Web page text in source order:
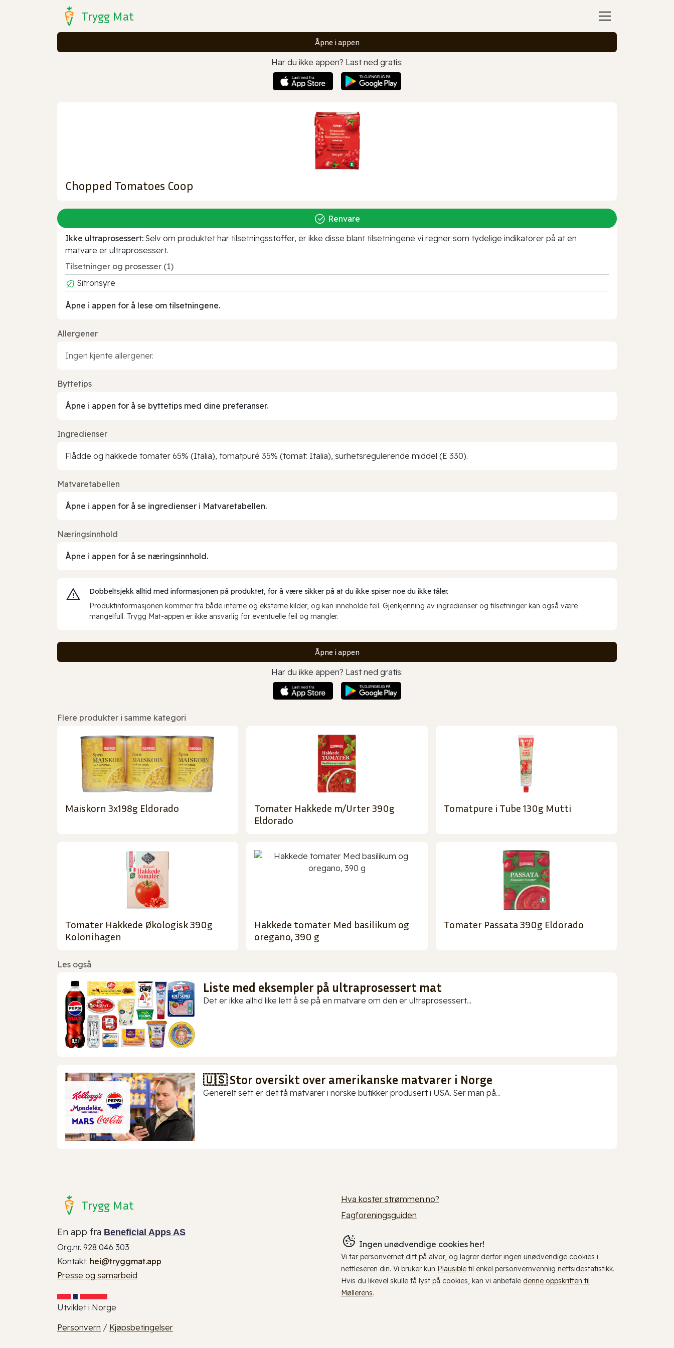
Trygg Mat
Åpne i appen
Har du ikke appen? Last ned gratis:
Chopped Tomatoes Coop
Renvare
Ikke ultraprosessert: Selv om produktet har tilsetningsstoffer, er ikke disse blant tilsetningene vi regner som tydelige indikatorer på at en
matvare er ultraprosessert.
Tilsetninger og prosesser (1)
Sitronsyre
Åpne i appen for å lese om tilsetningene.
Allergener
Ingen kjente allergener.
Byttetips
Åpne i appen for å se byttetips med dine preferanser.
Ingredienser
Flådde og hakkede tomater 65% (Italia), tomatpuré 35% (tomat: Italia), surhetsregulerende middel (E 330).
Matvaretabellen
Åpne i appen for å se ingredienser i Matvaretabellen.
Næringsinnhold
Åpne i appen for å se næringsinnhold.
Dobbeltsjekk alltid med informasjonen på produktet, for å være sikker på at du ikke spiser noe du ikke tåler.
Produktinformasjonen kommer fra både interne og eksterne kilder, og kan inneholde feil. Gjenkjenning av ingredienser og tilsetninger kan også være
mangelfull. Trygg Mat-appen er ikke ansvarlig for eventuelle feil og mangler.
Åpne i appen
Har du ikke appen? Last ned gratis:
Flere produkter i samme kategori
Maiskorn 3x198g Eldorado
Tomater Hakkede m/Urter 390g
Eldorado
Tomatpure i Tube 130g Mutti
Tomater Hakkede Økologisk 390g
Kolonihagen
Hakkede tomater Med basilikum og
oregano, 390 g
Tomater Passata 390g Eldorado
Les også
Liste med eksempler på ultraprosessert mat
Det er ikke alltid like lett å se på en matvare om den er ultraprosessert...
🇺🇸 Stor oversikt over amerikanske matvarer i Norge
Generelt sett er det få matvarer i norske butikker produsert i USA. Ser man på...
Trygg Mat
En app fra Beneficial Apps AS
Org.nr. 928 046 303
Kontakt: hei@tryggmat.app
Presse og samarbeid
Utviklet i Norge
Personvern / Kjøpsbetingelser
Hva koster strømmen.no?
Fagforeningsguiden
Ingen unødvendige cookies her!
Vi tar personvernet ditt på alvor, og lagrer derfor ingen unødvendige cookies i
nettleseren din. Vi bruker kun Plausible til enkel personvernvennlig nettsidestatistikk.
Hvis du likevel skulle få lyst på cookies, kan vi anbefale denne oppskriften til
Møllerens.